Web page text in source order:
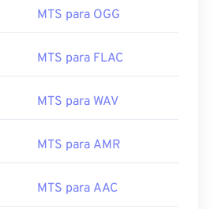
MTS para OGG
MTS para FLAC
MTS para WAV
MTS para AMR
MTS para AAC